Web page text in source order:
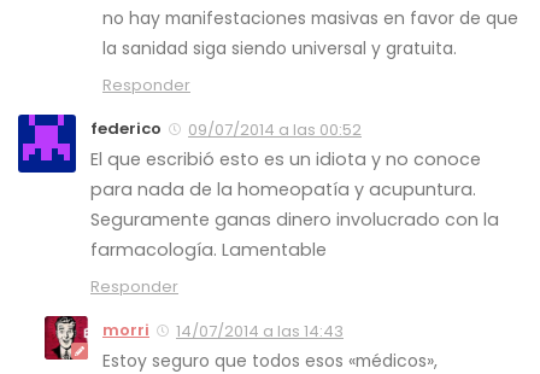
no hay manifestaciones masivas en favor de que
la sanidad siga siendo universal y gratuita.
Responder
federico
09/07/2014 a las 00:52
El que escribió esto es un idiota y no conoce
para nada de la homeopatía y acupuntura.
Seguramente ganas dinero involucrado con la
farmacología. Lamentable
Responder
morri
14/07/2014 a las 14:43
Estoy seguro que todos esos «médicos»,